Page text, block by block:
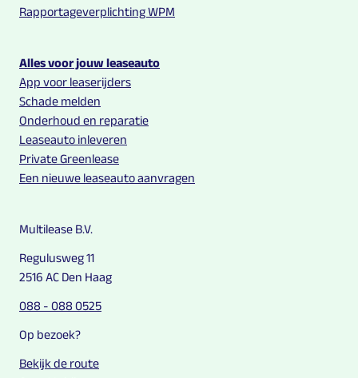
Rapportageverplichting WPM
Alles voor jouw leaseauto
App voor leaserijders
Schade melden
Onderhoud en reparatie
Leaseauto inleveren
Private Greenlease
Een nieuwe leaseauto aanvragen
Multilease B.V.
Regulusweg 11
2516 AC Den Haag
088 - 088 0525
Op bezoek?
Bekijk de route